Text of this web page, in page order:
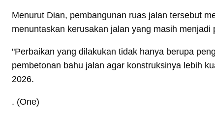
Menurut Dian, pembangunan ruas jalan tersebut
menuntaskan kerusakan jalan yang masih
"Perbaikan yang dilakukan tidak hanya berupa
pembetonan bahu jalan agar konstruksinya lebih
2026.
. (One)